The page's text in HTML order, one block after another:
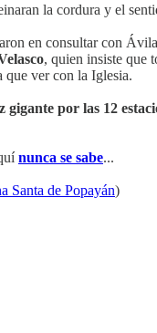
la cordura y el
en consultar con
, quien insiste que
que ver con la Iglesia.
por las 12
nunca se sabe...
Santa de Popayán)